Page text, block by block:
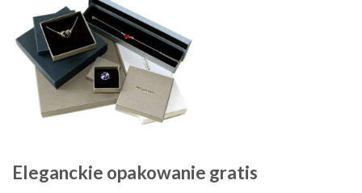
Eleganckie opakowanie gratis